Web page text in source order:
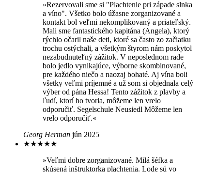
»Rezervovali sme si "Plachtenie pri západe slnka
a víno". Všetko bolo úžasne zorganizované a
kontakt bol veľmi nekomplikovaný a priateľský.
Mali sme fantastického kapitána (Angela), ktorý
rýchlo očaril naše deti, ktoré sa často zo začiatku
trochu ostýchali, a všetkým štyrom nám poskytol
nezabudnuteľný zážitok. V neposlednom rade
bolo jedlo vynikajúce, výborne skombinované,
pre každého niečo a naozaj bohaté. Aj vína boli
všetky veľmi príjemné a už som si objednala celý
výber od pána Hessa! Tento zážitok z plavby a
ľudí, ktorí ho tvoria, môžeme len vrelo
odporučiť. Segelschule Neusiedl Môžeme len
vrelo odporučiť.«
Georg Herman jún 2025
★★★★★
»Veľmi dobre zorganizované. Milá šéfka a
skúsená inštruktorka plachtenia. Lode sú vo